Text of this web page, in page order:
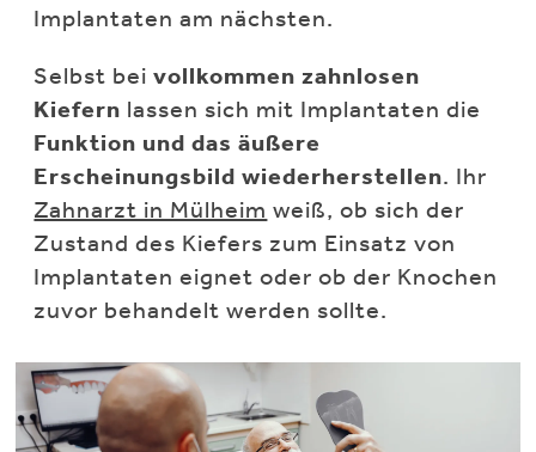
Implantaten am nächsten.
Selbst beivollkommen zahnlosen
Kiefern lassen sich mit Implantaten die
Funktion und das äußere
Erscheinungsbild wiederherstellen. Ihr
Zahnarzt in Mülheim weiß, ob sich der
Zustand des Kiefers zum Einsatz von
Implantaten eignet oder ob der Knochen
zuvor behandelt werden sollte.